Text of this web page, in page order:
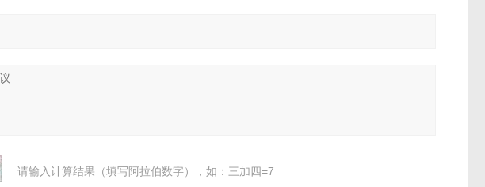
请输入计算结果（填写阿拉伯数字），如：三加四=7